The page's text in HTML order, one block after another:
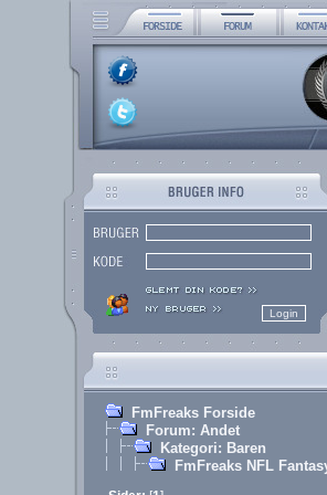
FmFreaks Forside
Forum: Andet
Kategori: Baren
FmFreaks NFL